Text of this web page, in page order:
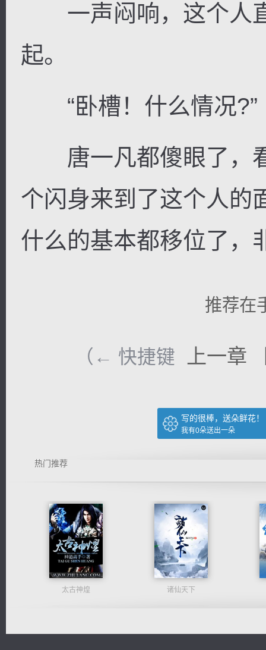
一声闷响，这个人
起。
“卧槽！什么情况?”
唐一凡都傻眼了，
个闪身来到了这个人的
什么的基本都移位了，
推荐在
（← 快捷键 上一章
写的很棒，送朵鲜花！
我有0朵送出一朵
热门推荐
太古神煌 诸仙天下